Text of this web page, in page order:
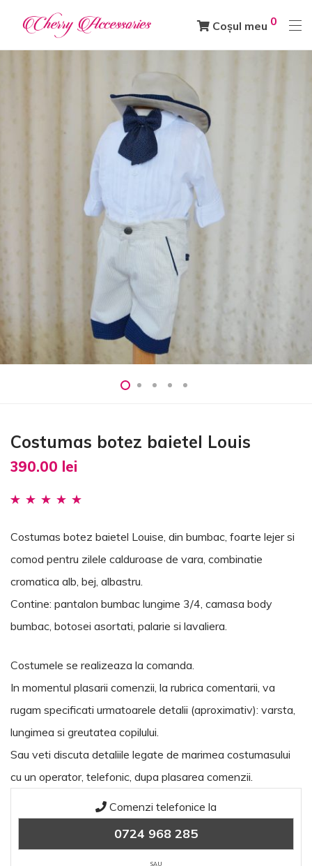
Coșul meu 0
Costumas botez baietel Louis
390.00 lei
din 5 pe baza a
evaluări ale
Costumas botez baietel Louise, din bumbac, foarte lejer si
comod pentru zilele calduroase de vara, combinatie
cromatica alb, bej, albastru.
Contine: pantalon bumbac lungime 3/4, camasa body
bumbac, botosei asortati, palarie si lavaliera.
Costumele se realizeaza la comanda.
In momentul plasarii comenzii, la rubrica comentarii, va
rugam specificati urmatoarele detalii (aproximativ): varsta,
lungimea si greutatea copilului.
Sau veti discuta detaliile legate de marimea costumasului
cu un operator, telefonic, dupa plasarea comenzii.
Comenzi telefonice la
0724 968 285
SAU